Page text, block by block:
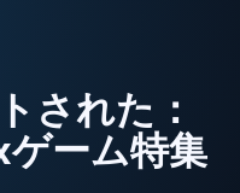
された：
ーム特集